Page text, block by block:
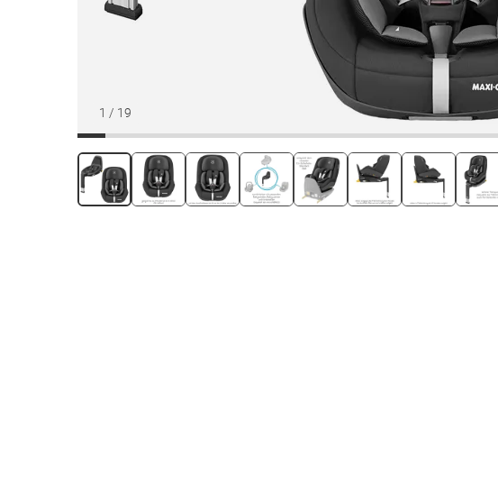
1 / 19